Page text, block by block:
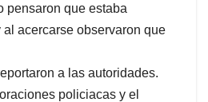
pensaron que estaba
acercarse observaron que
a las autoridades.
policiacas y el